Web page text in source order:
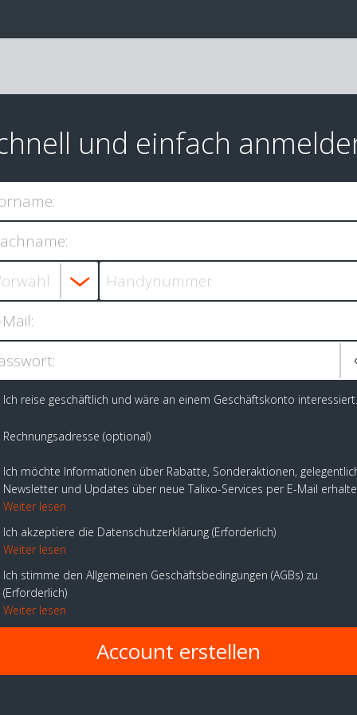
und einfach
Ich reise geschäftlich und wäre an einem Geschäftskonto interessiert.
Rechnungsadresse (optional)
Ich möchte Informationen über Rabatte, Sonderaktionen,
Newsletter und Updates über neue Talixo-Services per E-Mail
Weiter lesen
Ich akzeptiere die Datenschutzerklärung Erforderlich
Weiter lesen
Ich stimme den Allgemeinen Geschäftsbedingungen (AGBs) zu
Erforderlich
Weiter lesen